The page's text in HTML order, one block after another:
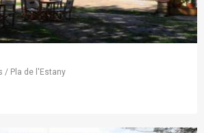
/ Pla de l'Estany